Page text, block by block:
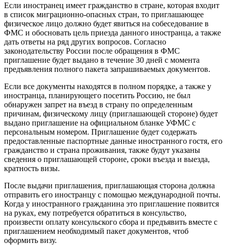
Если иностранец имеет гражданство в стране, которая входит
в список миграционно-опасных стран, то приглашающее
физическое лицо должно будет явиться на собеседование в
ФМС и обосновать цель приезда данного иностранца, а также
дать ответы на ряд других вопросов. Согласно
законодательству России после обращения в ФМС
приглашение будет выдано в течение 30 дней с момента
предъявления полного пакета запрашиваемых документов.
Если все документы находятся в полном порядке, а также у
иностранца, планирующего посетить Россию, не был
обнаружен запрет на въезд в страну по определенным
причинам, физическому лицу (приглашающей стороне) будет
выдано приглашение на официальном бланке УФМС с
персональным номером. Приглашение будет содержать
предоставленные паспортные данные иностранного гостя, его
гражданство и страна проживания, также будут указаны
сведения о приглашающей стороне, сроки въезда и выезда,
кратность визы.
После выдачи приглашения, приглашающая сторона должна
отправить его иностранцу с помощью международной почты.
Когда у иностранного гражданина это приглашение появится
на руках, ему потребуется обратиться в консульство,
произвести оплату консульского сбора и предъявить вместе с
приглашением необходимый пакет документов, чтоб
оформить визу.